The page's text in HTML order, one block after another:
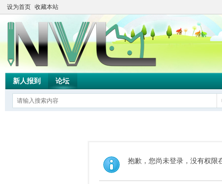
设为首页 收藏本站
新人报到 论坛
抱歉，您尚未登录，没有权限